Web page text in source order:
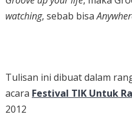
watching, sebab bisa
Tulisan ini dibuat dalam
acara Festival TIK Untuk
2012